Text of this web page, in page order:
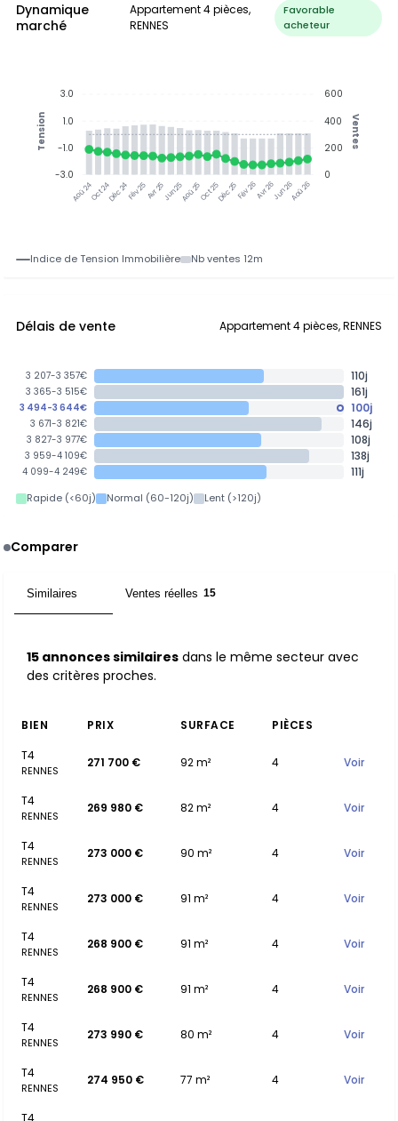
Dynamique
marché
Appartement 4 pièces,
RENNES
Favorable
acheteur
Aoû 24Oct 24Déc 24Fév 25Avr 25Jun 25Aoû 25Oct 25Déc 25Fév 26Avr 26Jun 26Aoû 26
600
400
200
0
Ventes
3.0
1.0
-1.0
-3.0
Tension
Indice de Tension Immobilière Nb ventes 12m
Délais de vente Appartement 4 pièces, RENNES
3 207-3 357€ 110j
3 365-3 515€ 161j
3 494-3 644€ 100j
3 671-3 821€ 146j
3 827-3 977€ 108j
3 959-4 109€ 138j
4 099-4 249€ 111j
Rapide (<60j) Normal (60-120j) Lent (>120j)
Comparer
Similaires Ventes réelles 15
15 annonces similaires dans le même secteur avec
des critères proches.
BIEN PRIX SURFACE
PIÈCES
T4
RENNES
271 700 € 92 m² 4 Voir
T4
RENNES
269 980 € 82 m² 4 Voir
T4
RENNES
273 000 € 90 m² 4 Voir
T4
RENNES
273 000 € 91 m² 4 Voir
T4
RENNES
268 900 € 91 m² 4 Voir
T4
RENNES
268 900 € 91 m² 4 Voir
T4
RENNES
273 990 € 80 m² 4 Voir
T4
RENNES
274 950 € 77 m² 4 Voir
T4